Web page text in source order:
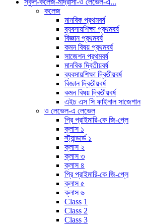
কলেজ
মানবিক প্রথমবর্ষ
ব্যবসায়শিক্ষা প্রথমবর্ষ
বিজ্ঞান প্রথমবর্ষ
কমন বিষয় প্রথমবর্ষ
সাজেশন প্রথমবর্ষ
মানবিক দ্বিতীয়বর্ষ
ব্যবসায়শিক্ষা দ্বিতীয়বর্ষ
বিজ্ঞান দ্বিতীয়বর্ষ
কমন বিষয় দ্বিতীয়বর্ষ
এইচ এস সি ফাইনাল সাজেশান
ও লেভেল-এ লেভেল
প্রি প্রাইমারি-কে জি-প্লে
ক্লাস ১
স্ট্যান্ডার্ড ১
ক্লাস ২
ক্লাস ৩
ক্লাস ৪
প্রি প্রাইমারি-কে জি-প্লে
ক্লাস ৫
ক্লাস ৬
Class 1
Class 2
Class 3